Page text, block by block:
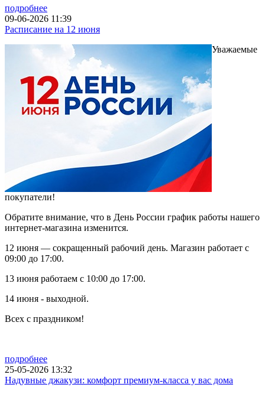
подробнее
09-06-2026 11:39
Расписание на 12 июня
Уважаемые
покупатели!
Обратите внимание, что в День России график работы нашего
интернет-магазина изменится.
12 июня — сокращенный рабочий день. Магазин работает с
09:00 до 17:00.
13 июня работаем с 10:00 до 17:00.
14 июня - выходной.
Всех с праздником!
подробнее
25-05-2026 13:32
Надувные джакузи: комфорт премиум-класса у вас дома